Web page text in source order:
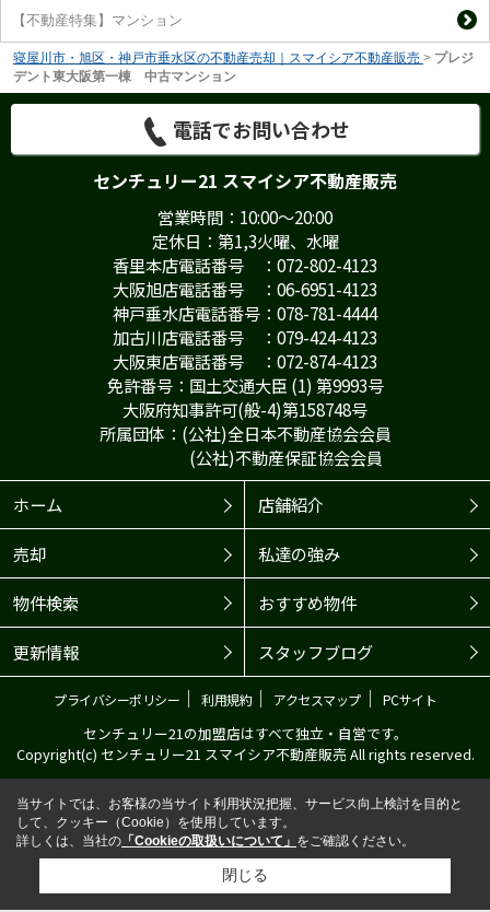
【不動産特集】マンション
寝屋川市・旭区・神戸市垂水区の不動産売却｜スマイシア不動産販売 > プレジ
デント東大阪第一棟 中古マンション
電話でお問い合わせ
センチュリー21 スマイシア不動産販売
営業時間：10:00～20:00
定休日：第1,3火曜、水曜
香里本店電話番号 ：072-802-4123
大阪旭店電話番号 ：06-6951-4123
神戸垂水店電話番号：078-781-4444
加古川店電話番号 ：079-424-4123
大阪東店電話番号 ：072-874-4123
免許番号：国土交通大臣 (1) 第9993号
大阪府知事許可(般-4)第158748号
所属団体：(公社)全日本不動産協会会員
(公社)不動産保証協会会員
ホーム
店舗紹介
売却 私達の強み
物件検索 おすすめ物件
更新情報 スタッフブログ
プライバシーポリシー ｜ 利用規約｜ アクセスマップ｜ PCサイト
センチュリー21の加盟店はすべて独立・自営です。
Copyright(c) センチュリー21 スマイシア不動産販売 All rights reserved.
当サイトでは、お客様の当サイト利用状況把握、サービス向上検討を目的と
して、クッキー（Cookie）を使用しています。
詳しくは、当社の 「Cookieの取扱いについて」 をご確認ください。
閉じる